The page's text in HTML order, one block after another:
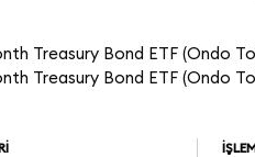
Treasury Bond ETF (Ondo
Treasury Bond ETF (Ondo